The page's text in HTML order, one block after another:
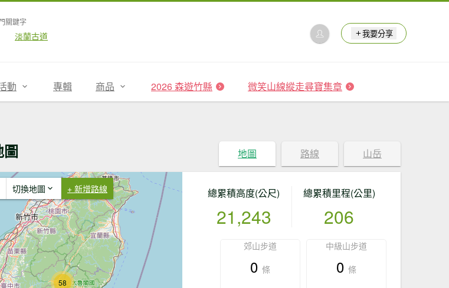
關鍵字
淡蘭古道 我要分享
動 專輯 商品 2026 森遊竹縣 微笑山線縱走尋寶集章
地圖 路線 山岳
切換地圖 + 新增路線
58
總累積高度(公尺)
21,243
總累積里程(公里)
206
郊山步道
0 條
中級山步道
0 條